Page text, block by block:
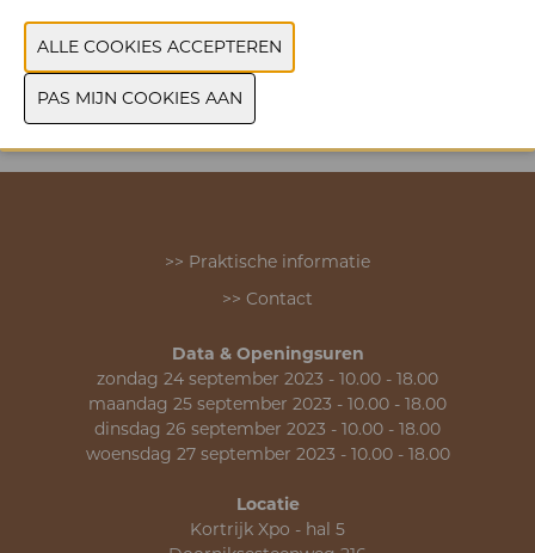
MERK
VORIGE
>> Praktische informatie
>> Contact
Data & Openingsuren
zondag 24 september 2023 - 10.00 - 18.00
maandag 25 september 2023 - 10.00 - 18.00
dinsdag 26 september 2023 - 10.00 - 18.00
woensdag 27 september 2023 - 10.00 - 18.00
Locatie
Kortrijk Xpo - hal 5